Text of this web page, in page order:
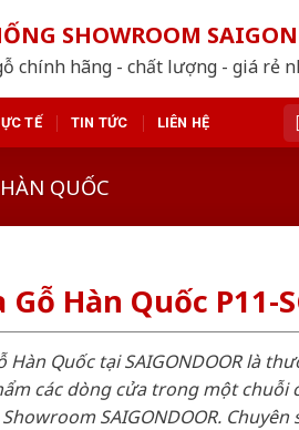
SHOWROOM
chính hãng - chất lượng - giá rẻ
TẾ TIN TỨC LIÊN HỆ
QUỐC
Gỗ Hàn Quốc P11-
Hàn Quốc tại SAIGONDOOR là
các dòng cửa trong một chuỗi
SAIGONDOOR. Chuyên